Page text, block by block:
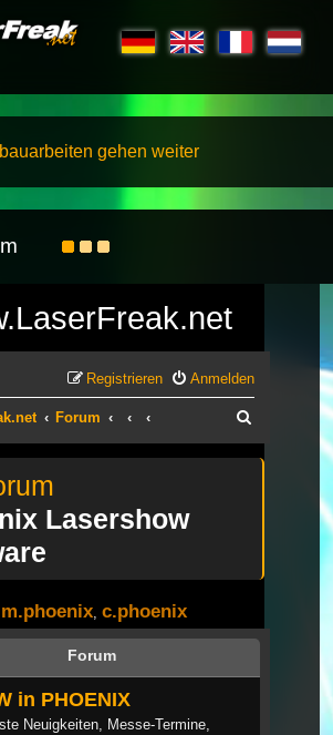
gehen weiter
Anmelden
Registrieren
Forum
Lasershow
m.phoenix c.phoenix
Forum
in PHOENIX
Neuigkeiten, Messe-Termine,